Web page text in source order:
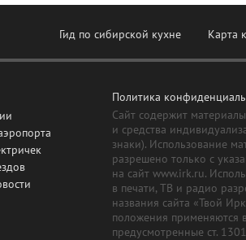
Гид по сибирской кухне Карта
Политика
Сайт содержит
и средства
знаки). Использование
разрешено только с
на сайт www.irk.ru.
в печати, ТВ и радио
названия сайта «Твой
положения применяются
предусмотренные ст.